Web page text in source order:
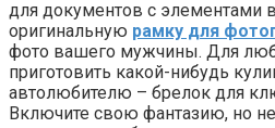
для документов с элементами
оригинальную рамку для
фото вашего мужчины. Для
приготовить какой-нибудь
автолюбителю – брелок для
Включите свою фантазию, но